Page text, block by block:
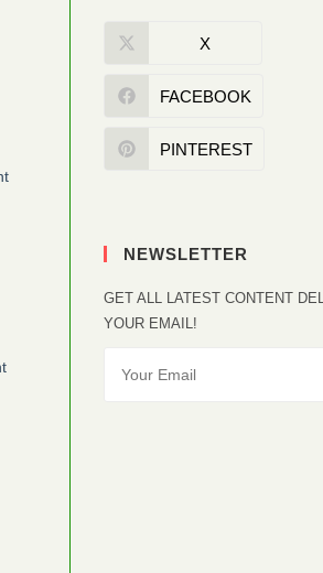
X
FACEBOOK
PINTEREST
NEWSLETTER
GET ALL LATEST CONTENT
YOUR EMAIL!